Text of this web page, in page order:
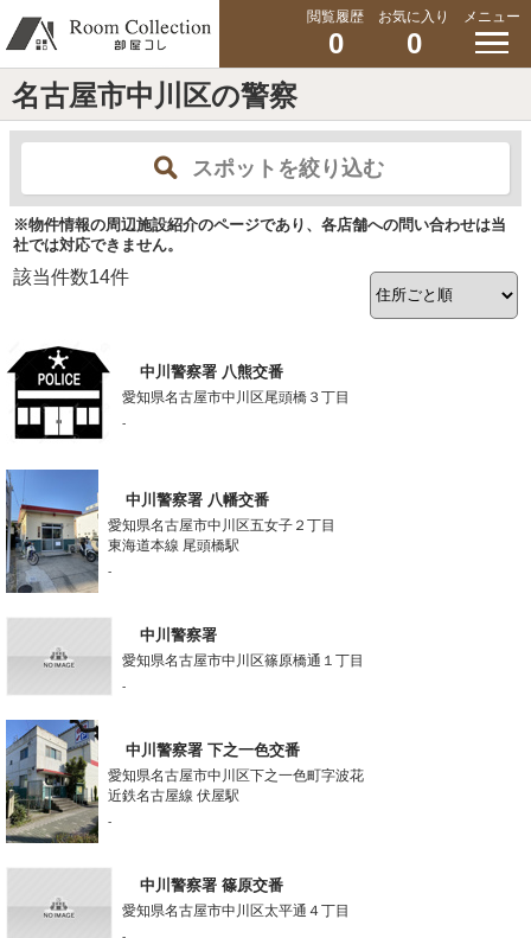
閲覧履歴
0
お気に入り
0
メニュー
名古屋市中川区の警察
スポットを絞り込む
※物件情報の周辺施設紹介のページであり、各店舗への問い合わせは当
社では対応できません。
該当件数14件
中川警察署 八熊交番
愛知県名古屋市中川区尾頭橋３丁目
-
中川警察署 八幡交番
愛知県名古屋市中川区五女子２丁目
東海道本線 尾頭橋駅
-
中川警察署
愛知県名古屋市中川区篠原橋通１丁目
-
中川警察署 下之一色交番
愛知県名古屋市中川区下之一色町字波花
近鉄名古屋線 伏屋駅
-
中川警察署 篠原交番
愛知県名古屋市中川区太平通４丁目